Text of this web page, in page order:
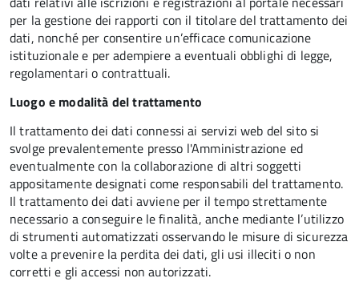
per la gestione dei rapporti con il titolare del trattamento dei
dati, nonché per consentire un’efficace comunicazione
istituzionale e per adempiere a eventuali obblighi di legge,
regolamentari o contrattuali.
Luogo e modalità del trattamento
Il trattamento dei dati connessi ai servizi web del sito si
svolge prevalentemente presso l'Amministrazione ed
eventualmente con la collaborazione di altri soggetti
appositamente designati come responsabili del trattamento.
Il trattamento dei dati avviene per il tempo strettamente
necessario a conseguire le finalità, anche mediante l’utilizzo
di strumenti automatizzati osservando le misure di sicurezza
volte a prevenire la perdita dei dati, gli usi illeciti o non
corretti e gli accessi non autorizzati.